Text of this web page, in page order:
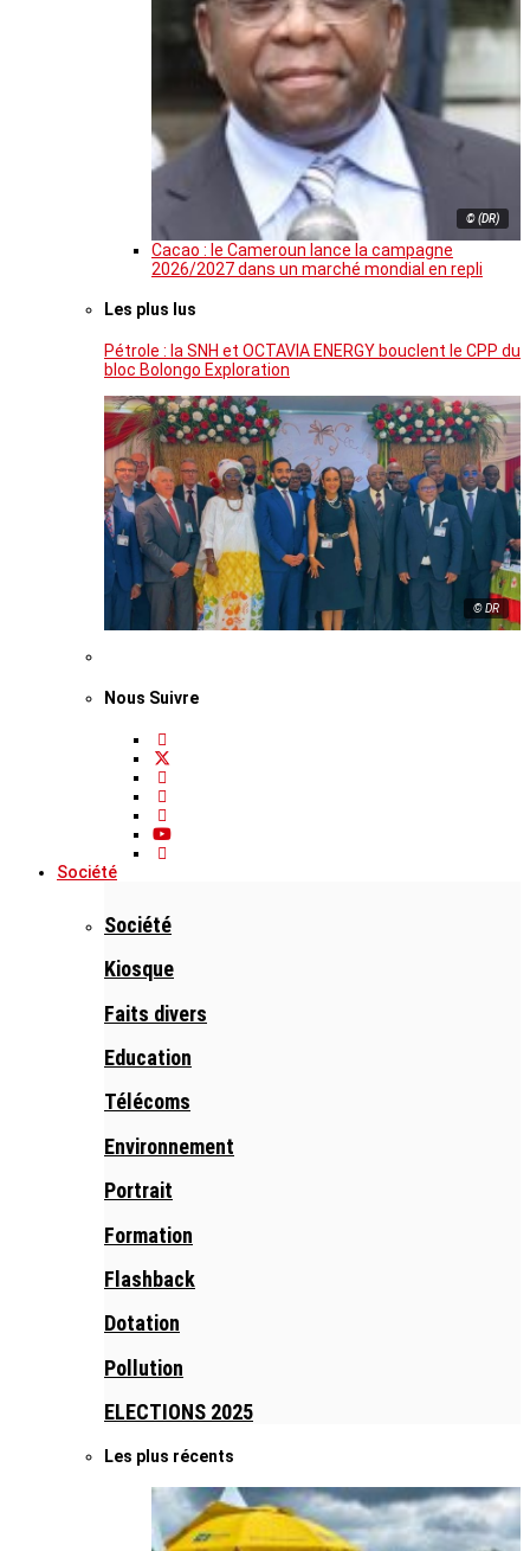
© (DR)
Cacao : le Cameroun lance la campagne
2026/2027 dans un marché mondial en repli
Les plus lus
Pétrole : la SNH et OCTAVIA ENERGY bouclent le CPP du
bloc Bolongo Exploration
© DR
Nous Suivre
Société
Société
Kiosque
Faits divers
Education
Télécoms
Environnement
Portrait
Formation
Flashback
Dotation
Pollution
ELECTIONS 2025
Les plus récents